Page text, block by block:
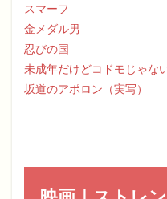
スマーフ
金メダル男
忍びの国
未成年だけどコドモじゃな
坂道のアポロン（実写）